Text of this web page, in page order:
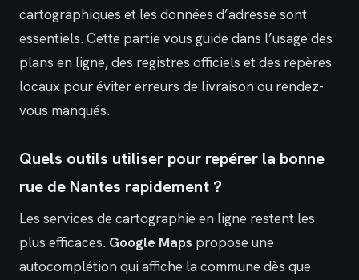
cartographiques et les données d’adresse sont
essentiels. Cette partie vous guide dans l’usage des
plans en ligne, des registres officiels et des repères
locaux pour éviter erreurs de livraison ou rendez-
vous manqués.
Quels outils utiliser pour repérer la bonne
rue de Nantes rapidement ?
Les services de cartographie en ligne restent les
plus efficaces. Google Maps propose une
autocomplétion qui affiche la commune dès que